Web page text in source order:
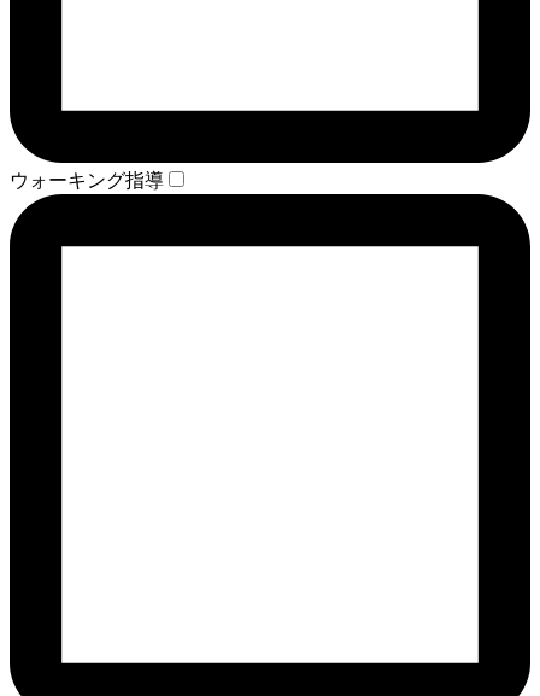
ウォーキング指導